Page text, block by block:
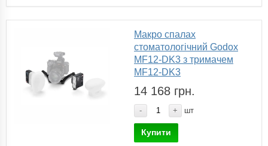
Макро спалах
cтоматологічний Godox
MF12-DK3 з тримачем
MF12-DK3
14 168 грн.
- + шт
Купити